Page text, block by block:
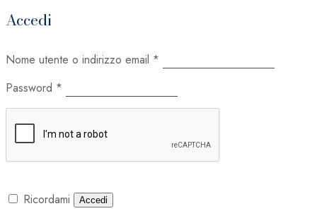
Accedi
Nome utente o indirizzo email *
Password *
Ricordami Accedi